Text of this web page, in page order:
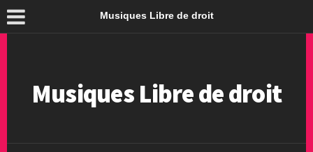
Musiques Libre de droit
Musiques Libre de droit